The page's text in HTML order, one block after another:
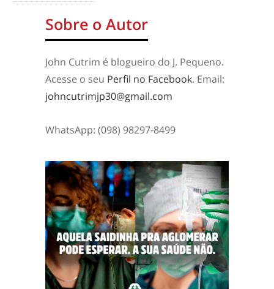
Sobre o Autor
John Cutrim é blogueiro do J. Pequeno.
Acesse o seu Perfil no Facebook. Email:
johncutrimjp30@gmail.com
WhatsApp: (098) 98297-8499